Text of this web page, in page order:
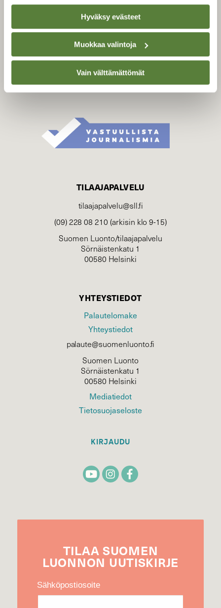
Hyväksy evästeet
Muokkaa valintoja
Vain välttämättömät
SUOJELU­LIITTO
Suomen Luonto -lehden
kustantaja on
luonnonsuojelu­liitto.
TILAAJAPALVELU
tilaajapalvelu@sll.fi
(09) 228 08 210 (arkisin klo 9-15)
Suomen Luonto/tilaajapalvelu
Sörnäistenkatu 1
00580 Helsinki
YHTEYSTIEDOT
Palautelomake
Yhteystiedot
palaute@suomenluonto.fi
Suomen Luonto
Sörnäistenkatu 1
00580 Helsinki
Mediatiedot
Tietosuojaseloste
KIRJAUDU
TILAA SUOMEN
LUONNON UUTIS­KIRJE
Sähköpostiosoite